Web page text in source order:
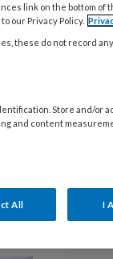
4
link on the bottom of
our Privacy Policy.
these do not record
Store and/or
and content
All I